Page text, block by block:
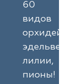
60
видов
орхидей,
лилии,
пионы!